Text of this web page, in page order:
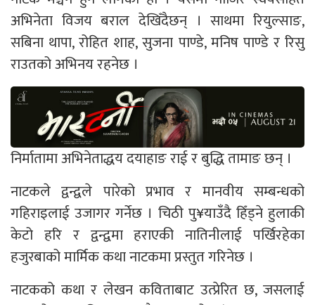
अभिनेता विजय बराल देखिँदैछन् । साथमा रियुल्साङ,
सबिना थापा, रोहित शाह, सुजना पाण्डे, मनिष पाण्डे र रिसु
राउतको अभिनय रहनेछ ।
निर्मातामा अभिनेताद्धय दयाहाङ राई र बुद्धि तामाङ छन् ।
नाटकले द्वन्द्वले पारेको प्रभाव र मानवीय सम्बन्धको
गहिराइलाई उजागर गर्नेछ । चिठी पु¥याउँदै हिँड्ने हुलाकी
केटो हरि र द्वन्द्वमा हराएकी नातिनीलाई पर्खिरहेका
हजुरबाको मार्मिक कथा नाटकमा प्रस्तुत गरिनेछ ।
नाटकको कथा र लेखन कविताबाट उत्प्रेरित छ, जसलाई